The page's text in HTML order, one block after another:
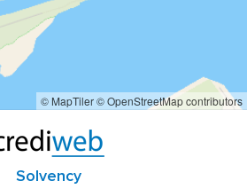
© MapTiler© OpenStreetMap contributors
Solvency